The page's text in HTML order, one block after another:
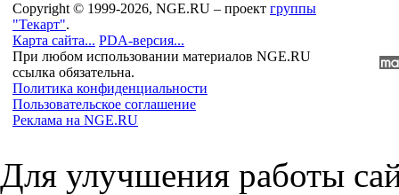
Copyright © 1999-2026, NGE.RU – проект группы
"Текарт".
Карта сайта... PDA-версия...
При любом использовании материалов NGE.RU
ссылка обязательна.
Политика конфиденциальности
Пользовательское соглашение
Реклама на NGE.RU
Для улучшения работы